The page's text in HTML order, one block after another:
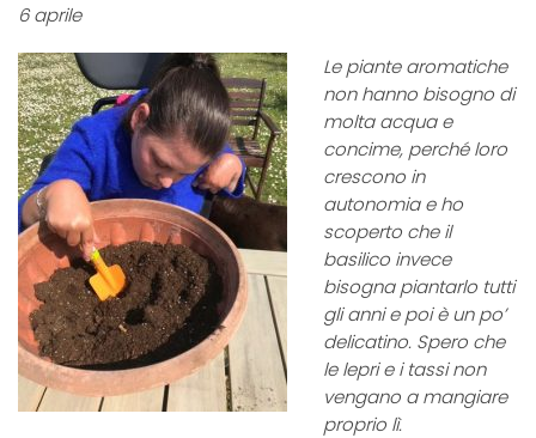
6 aprile
Le piante aromatiche
non hanno bisogno di
molta acqua e
concime, perché loro
crescono in
autonomia e ho
scoperto che il
basilico invece
bisogna piantarlo tutti
gli anni e poi è un po’
delicatino. Spero che
le lepri e i tassi non
vengano a mangiare
proprio lì.